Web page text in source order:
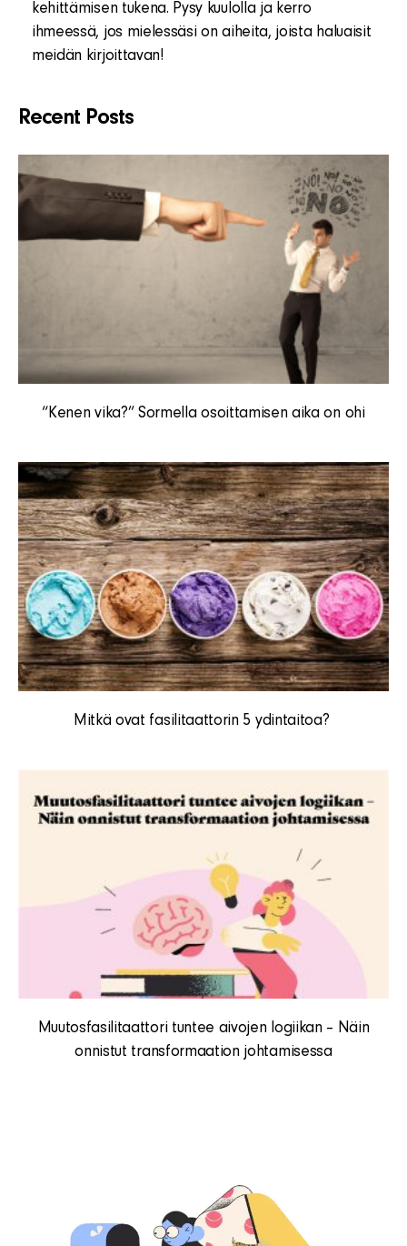
kehittämisen tukena. Pysy kuulolla ja kerro
ihmeessä, jos mielessäsi on aiheita, joista haluaisit
meidän kirjoittavan!
Recent Posts
“Kenen vika?” Sormella osoittamisen aika on ohi
Mitkä ovat fasilitaattorin 5 ydintaitoa?
Muutosfasilitaattori tuntee aivojen logiikan – Näin
onnistut transformaation johtamisessa